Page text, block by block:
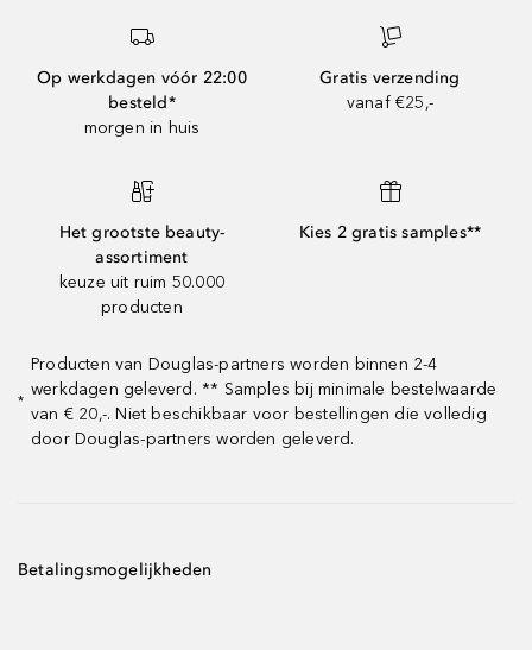
Op werkdagen vóór 22:00
besteld*
morgen in huis
Gratis verzending
vanaf €25,-
Het grootste beauty-
assortiment
keuze uit ruim 50.000
producten
Kies 2 gratis samples**
*
Producten van Douglas-partners worden binnen 2-4
werkdagen geleverd. ** Samples bij minimale bestelwaarde
van € 20,-. Niet beschikbaar voor bestellingen die volledig
door Douglas-partners worden geleverd.
Betalingsmogelijkheden